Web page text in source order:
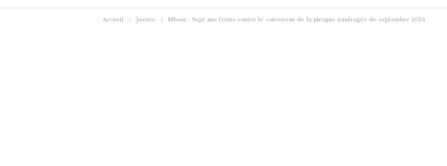
Accueil Justice Mbour : Sept ans ferme contre le convoyeur de la pirogue naufragée de septembre 2024